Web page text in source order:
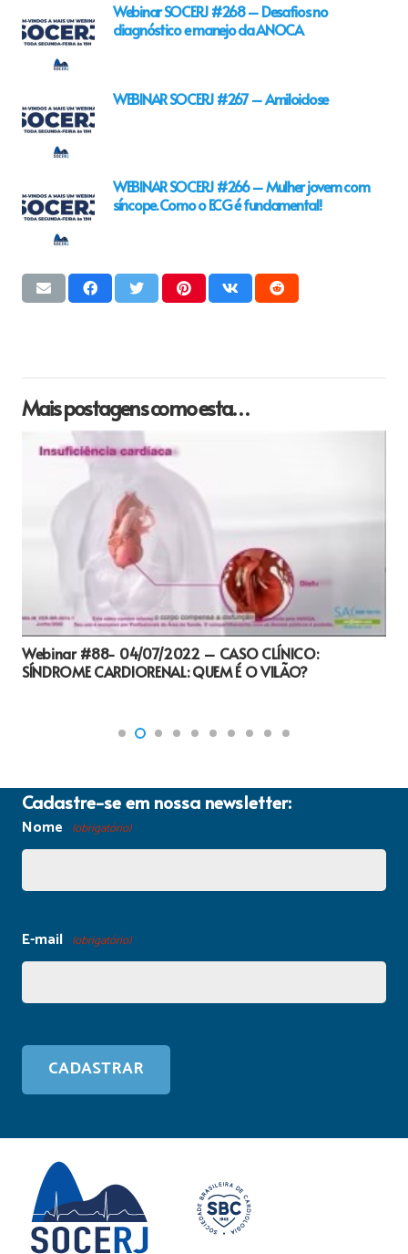
Webinar SOCERJ #268 – Desafios no
diagnóstico e manejo da ANOCA
WEBINAR SOCERJ #267 – Amiloidose
WEBINAR SOCERJ #266 – Mulher jovem com
síncope. Como o ECG é fundamental!
Mais postagens como esta…
Webinar #88- 04/07/2022 – CASO CLÍNICO:
SÍNDROME CARDIORENAL: QUEM É O VILÃO?
Cadastre-se em nossa newsletter:
Nome (obrigatório)
E-mail (obrigatório)